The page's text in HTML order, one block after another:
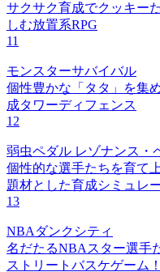
サクサク育成でクッキー
しむ放置系RPG
11
モンスターサバイバル
個性豊かな「タタ」を集
成タワーディフェンス
12
弱虫ペダル レゾナンス・
個性的な選手たちを育て
題材とした育成シミュレ
13
NBAダンクシティ
名だたるNBAスター選手
ストリートバスケゲーム！